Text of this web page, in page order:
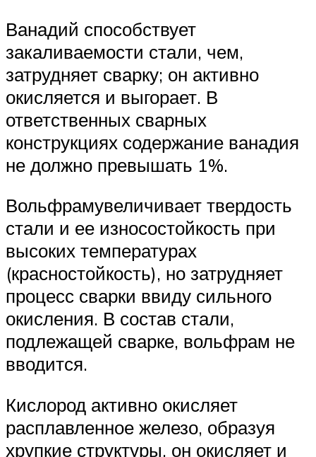
Ванадий способствует
закаливаемости стали, чем,
затрудняет сварку; он активно
окисляется и выгорает. В
ответственных сварных
конструкциях содержание ванадия
не должно превышать 1%.
Вольфрамувеличивает твердость
стали и ее износостойкость при
высоких температурах
(красностойкость), но затрудняет
процесс сварки ввиду сильного
окисления. В состав стали,
подлежащей сварке, вольфрам не
вводится.
Кислород активно окисляет
расплавленное железо, образуя
хрупкие структуры, он окисляет и